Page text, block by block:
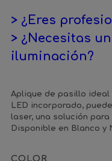
> ¿Eres
> ¿Necesitas
iluminación?
Aplique de pasillo ideal
LED incorporado,
laser, una solución
Disponible en Blanco y
COLOR